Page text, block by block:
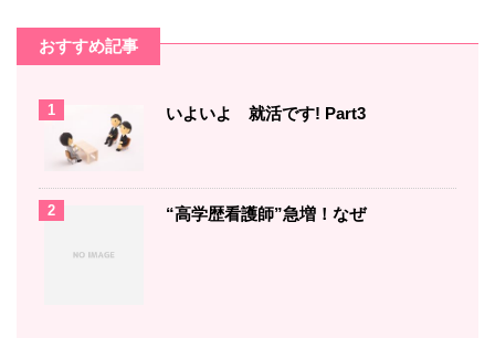
おすすめ記事
1 いよいよ 就活です! Part3
2 “高学歴看護師”急増！なぜ